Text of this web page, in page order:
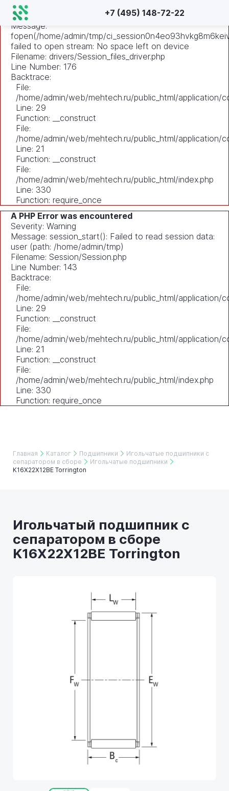
A PHP Error was encountered
Severity: Warning
Message:
fopen(/home/admin/tmp/
failed to open stream: No space left on device
Filename: drivers/Session_files_driver.php
Line Number: 176
Backtrace:
File:
/home/admin/web/mehtech.ru/public_html/application/
Line: 29
Function: __construct
File:
/home/admin/web/mehtech.ru/public_html/application/
Line: 21
Function: __construct
File:
/home/admin/web/mehtech.ru/public_html/index.php
Line: 330
Function: require_once
A PHP Error was encountered
Severity: Warning
Message: session_start(): Failed to read session data:
user (path: /home/admin/tmp)
Filename: Session/Session.php
Line Number: 143
Backtrace:
File:
/home/admin/web/mehtech.ru/public_html/application/
Line: 29
Function: __construct
File:
/home/admin/web/mehtech.ru/public_html/application/
Line: 21
Function: __construct
File:
/home/admin/web/mehtech.ru/public_html/index.php
Line: 330
Function: require_once
+7 (495) 148-72-22
Главная Каталог Подшипники
Игольчатые подшипники с
сепаратором в сборе
Игольчатые подшипники
K16X22X12BE Torrington
Игольчатый подшипник с
сепаратором в сборе
K16X22X12BE Torrington